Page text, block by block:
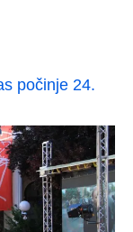
počinje 24.